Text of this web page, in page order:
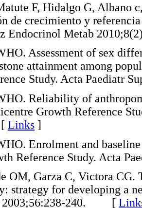
F, Hidalgo G, Albano
de crecimiento y
Endocrinol Metab
Assessment of sex
attainment among
Study. Acta
Reliability of
Growth Reference
Links ]
Enrolment and
Reference Study. Acta
OM, Garza C, Victora
strategy for developing a
2003;56:238-240. [